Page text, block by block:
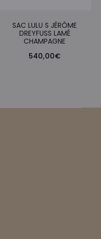
SAC LULU S JÉRÔME
DREYFUSS LAMÉ
CHAMPAGNE
540,00€